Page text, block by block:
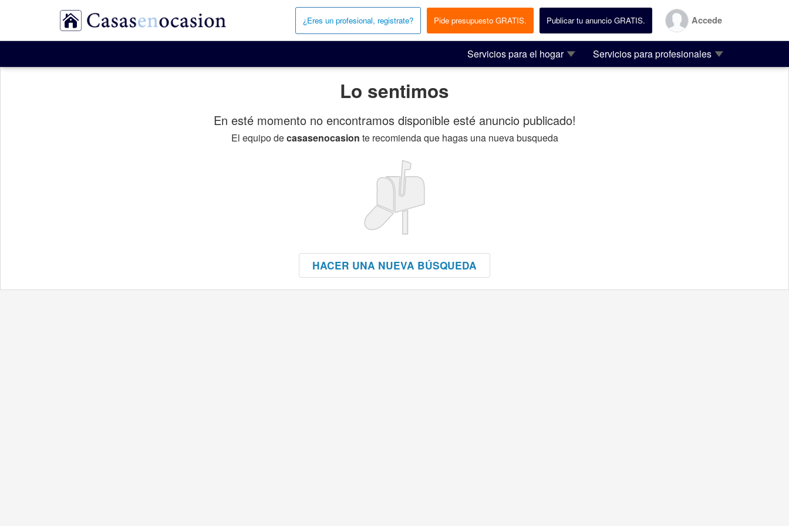
¿Eres un profesional, registrate? Pide presupuesto GRATIS. Publicar tu anuncio GRATIS. Accede
Servicios para el hogar Servicios para profesionales
Lo sentimos
En esté momento no encontramos disponible esté anuncio publicado!
El equipo decasasenocasion te recomienda que hagas una nueva busqueda
HACER UNA NUEVA BÚSQUEDA